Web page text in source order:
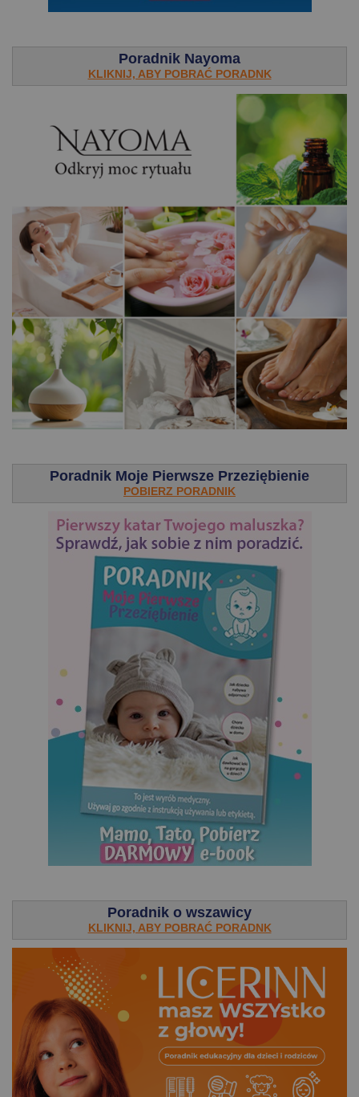
Poradnik Nayoma
KLIKNIJ, ABY POBRAĆ PORADNK
Poradnik Moje Pierwsze Przeziębienie
POBIERZ PORADNIK
Poradnik o wszawicy
KLIKNIJ, ABY POBRAĆ PORADNK